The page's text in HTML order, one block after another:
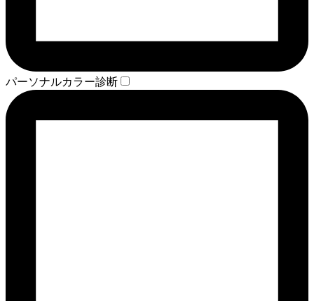
パーソナルカラー診断